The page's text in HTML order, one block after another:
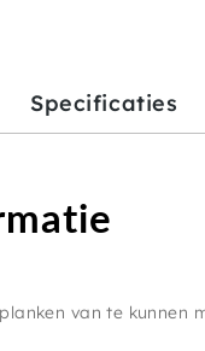
Specificaties
van te kunnen